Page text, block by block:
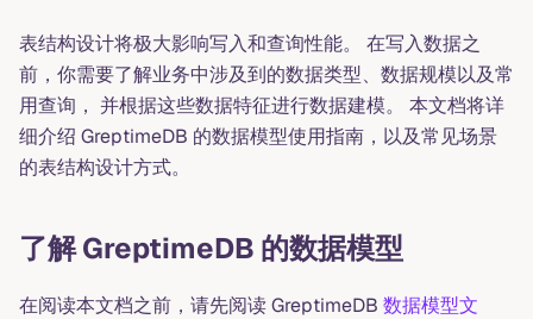
表结构设计将极大影响写入和查询性能。 在写入数据之
前，你需要了解业务中涉及到的数据类型、数据规模以及常
用查询， 并根据这些数据特征进行数据建模。 本文档将详
细介绍 GreptimeDB 的数据模型使用指南，以及常见场景
的表结构设计方式。
了解 GreptimeDB 的数据模型
在阅读本文档之前，请先阅读 GreptimeDB 数据模型文